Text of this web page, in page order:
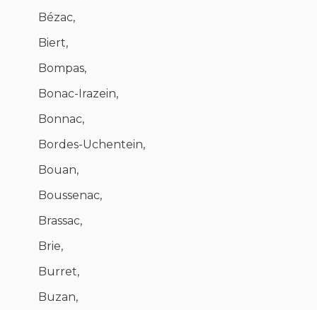
Bézac,
Biert,
Bompas,
Bonac-Irazein,
Bonnac,
Bordes-Uchentein,
Bouan,
Boussenac,
Brassac,
Brie,
Burret,
Buzan,